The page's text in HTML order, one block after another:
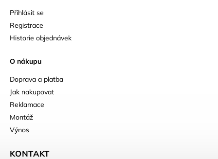
Přihlásit se
Registrace
Historie objednávek
O nákupu
Doprava a platba
Jak nakupovat
Reklamace
Montáž
Výnos
KONTAKT